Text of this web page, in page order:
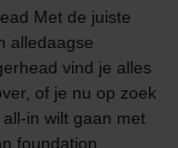
Met de juiste
alledaagse
vind je alles
of je nu op zoek
in wilt gaan met
foundation,